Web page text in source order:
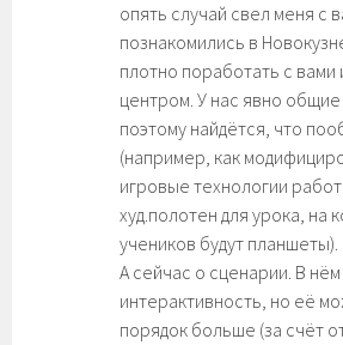
опять случай свел меня с
познакомились в
плотно поработать с
центром. У нас явно
поэтому найдётся, что
(например, как
игровые технологии
худ.полотен для урока, на
учеников будут планшеты).
А сейчас о сценарии. В
интерактивность, но её
порядок больше (за счёт